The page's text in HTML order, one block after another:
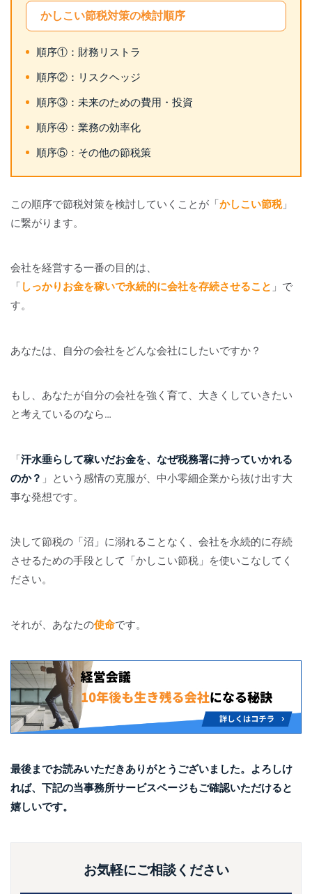
かしこい節税対策の検討順序
順序①：財務リストラ
順序②：リスクヘッジ
順序③：未来のための費用・投資
順序④：業務の効率化
順序⑤：その他の節税策
この順序で節税対策を検討していくことが「かしこい節税」
に繋がります。
会社を経営する一番の目的は、
「 しっかりお金を稼いで永続的に会社を存続させること 」で
す。
あなたは、自分の会社をどんな会社にしたいですか？
もし、あなたが自分の会社を強く育て、大きくしていきたい
と考えているのなら…
「汗水垂らして稼いだお金を、なぜ税務署に持っていかれる
のか？ 」という感情の克服が、中小零細企業から抜け出す大
事な発想です。
決して節税の「沼」に溺れることなく、会社を永続的に存続
させるための手段として「かしこい節税」を使いこなしてく
ださい。
それが、あなたの使命です。
最後までお読みいただきありがとうございました。よろしけ
れば、下記の当事務所サービスページもご確認いただけると
嬉しいです。
お気軽にご相談ください